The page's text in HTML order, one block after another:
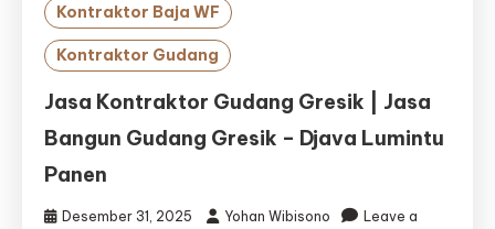
Kontraktor Baja WF
Kontraktor Gudang
Jasa Kontraktor Gudang Gresik | Jasa
Bangun Gudang Gresik – Djava Lumintu
Panen
Desember 31, 2025 Yohan Wibisono
Leave a